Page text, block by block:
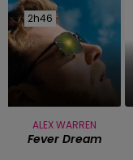
2h46
2h46
ALEX WARREN
Fever Dream